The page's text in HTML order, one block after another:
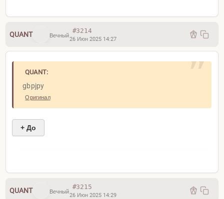
Без сигнала закрыл только потому, что пора уже
QUANT Вечный
#3214
26 Июн 2025 14:27
QUANT:
gbpjpy
Оригинал
+ До
QUANT Вечный
#3215
26 Июн 2025 14:29